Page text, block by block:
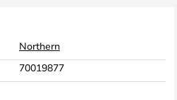
Northern
70019877